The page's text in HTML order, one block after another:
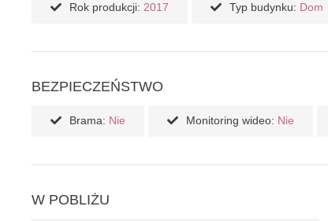
Rok produkcji: 2017 Typ budynku: Dom
BEZPIECZEŃSTWO
Brama: Nie Monitoring wideo: Nie
W POBLIŻU